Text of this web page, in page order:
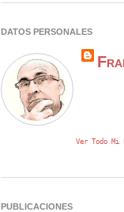
DATOS PERSONALES
Ver Todo Mi
PUBLICACIONES